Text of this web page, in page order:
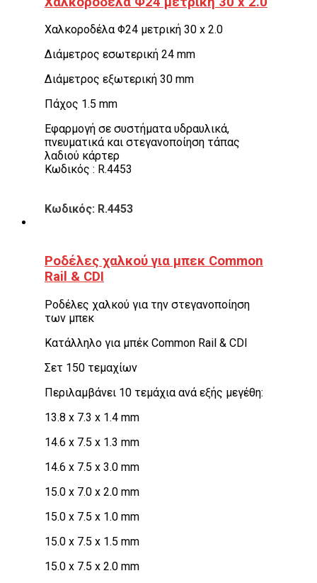
Χαλκοροδέλα Φ24 μετρική 30 x 2.0
Διάμετρος εσωτερική 24 mm
Διάμετρος εξωτερική 30 mm
Πάχος 1.5 mm
Εφαρμογή σε συστήματα υδραυλικά,
πνευματικά και στεγανοποίηση τάπας
λαδιού κάρτερ
Κωδικός : R.4453
Κωδικός: R.4453
Ροδέλες χαλκού για μπεκ Common
Rail & CDI
Ροδέλες χαλκού για την στεγανοποίηση
των μπεκ
Κατάλληλο για μπέκ Common Rail & CDI
Σετ 150 τεμαχίων
Περιλαμβάνει 10 τεμάχια ανά εξής μεγέθη:
13.8 x 7.3 x 1.4 mm
14.6 x 7.5 x 1.3 mm
14.6 x 7.5 x 3.0 mm
15.0 x 7.0 x 2.0 mm
15.0 x 7.5 x 1.0 mm
15.0 x 7.5 x 1.5 mm
15.0 x 7.5 x 2.0 mm